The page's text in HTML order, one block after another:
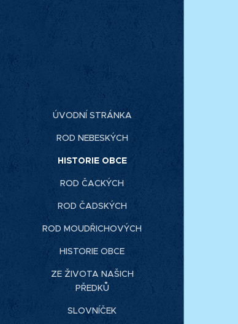
ÚVODNÍ STRÁNKA
ROD NEBESKÝCH
HISTORIE OBCE
ROD ČACKÝCH
ROD ČADSKÝCH
ROD MOUDŘICHOVÝCH
HISTORIE OBCE
ZE ŽIVOTA NAŠICH
PŘEDKŮ
SLOVNÍČEK